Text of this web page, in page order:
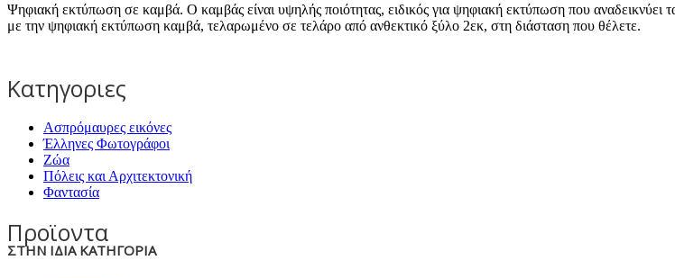
Ψηφιακή εκτύπωση σε καμβά. Ο καμβάς είναι υψηλής ποιότητας, ειδικός για ψηφιακή εκτύπωση που
με την ψηφιακή εκτύπωση καμβά, τελαρωμένο σε τελάρο από ανθεκτικό ξύλο 2εκ, στη διάσταση που θέλετε.
Κατηγοριες
Ασπρόμαυρες εικόνες
Έλληνες Φωτογράφοι
Ζώα
Πόλεις και Αρχιτεκτονική
Φαντασία
Προϊοντα
ΣΤΗΝ ΙΔΙΑ ΚΑΤΗΓΟΡΙΑ